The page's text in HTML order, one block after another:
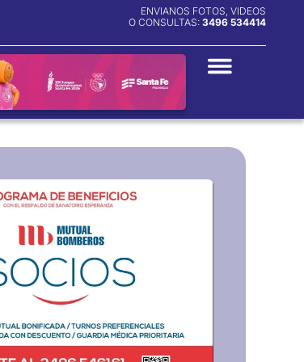
ENVIANOS FOTOS, VIDEOS
O CONSULTAS: 3496 534414